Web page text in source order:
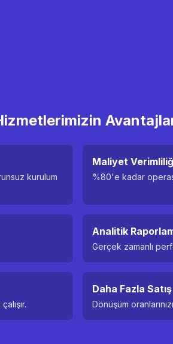
kurulum
Maliyet
%80'e kadar
Analitik
Gerçek zamanlı
Daha Fazla Satış
Dönüşüm oranlarınızı